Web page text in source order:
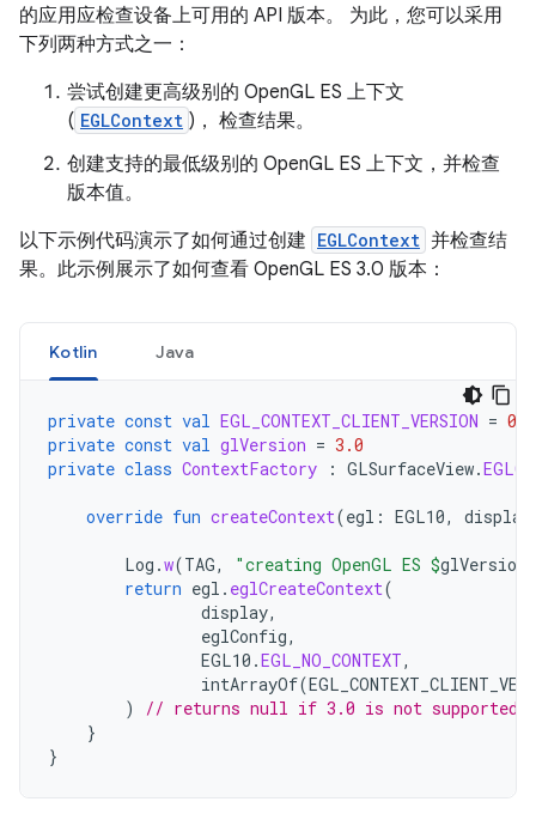
的应用应检查设备上可用的 API 版本。 为此，您可以采用
下列两种方式之一：
尝试创建更高级别的 OpenGL ES 上下文
( EGLContext )， 检查结果。
创建支持的最低级别的 OpenGL ES 上下文，并检查
版本值。
以下示例代码演示了如何通过创建 EGLContext 并检查结
果。此示例展示了如何查看 OpenGL ES 3.0 版本：
Kotlin Java
private const val EGL_CONTEXT_CLIENT_VERSION = 0
private const val glVersion = 3.0
private class ContextFactory : GLSurfaceView.
override fun createContext(egl : EGL10, display
Log .w(TAG, "creating OpenGL ES $glVersion
return egl . eglCreateContext(
display,
eglConfig,
EGL10 .EGL_NO_CONTEXT,
intArrayOf(
)
// returns null if 3.0 is not supported
}
}